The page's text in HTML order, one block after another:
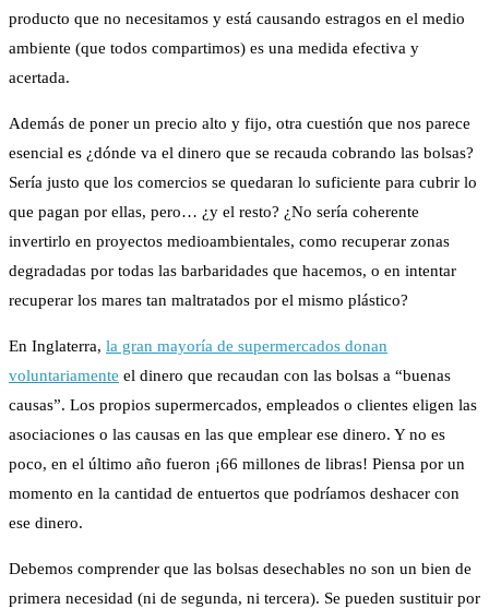
producto que no necesitamos y está causando estragos en el medio
ambiente (que todos compartimos) es una medida efectiva y
acertada.
Además de poner un precio alto y fijo, otra cuestión que nos parece
esencial es ¿dónde va el dinero que se recauda cobrando las bolsas?
Sería justo que los comercios se quedaran lo suficiente para cubrir lo
que pagan por ellas, pero… ¿y el resto? ¿No sería coherente
invertirlo en proyectos medioambientales, como recuperar zonas
degradadas por todas las barbaridades que hacemos, o en intentar
recuperar los mares tan maltratados por el mismo plástico?
En Inglaterra, la gran mayoría de supermercados donan
voluntariamente el dinero que recaudan con las bolsas a “buenas
causas”. Los propios supermercados, empleados o clientes eligen las
asociaciones o las causas en las que emplear ese dinero. Y no es
poco, en el último año fueron ¡66 millones de libras! Piensa por un
momento en la cantidad de entuertos que podríamos deshacer con
ese dinero.
Debemos comprender que las bolsas desechables no son un bien de
primera necesidad (ni de segunda, ni tercera). Se pueden sustituir por